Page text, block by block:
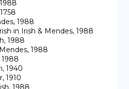
1988
in Irish & Mendes, 1988
1988
1988
1940
1910
1988